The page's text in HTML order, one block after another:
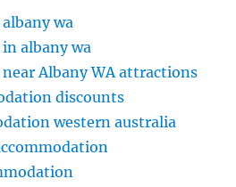
wa
albany wa
Albany WA attractions
discounts
western australia